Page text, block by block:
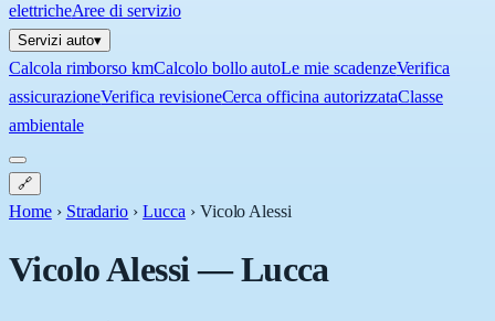
elettricheAree di servizio
Servizi auto▾
Calcola rimborso kmCalcolo bollo autoLe mie scadenzeVerifica
assicurazioneVerifica revisioneCerca officina autorizzataClasse
ambientale
🔗
Home › Stradario › Lucca › Vicolo Alessi
Vicolo Alessi—Lucca